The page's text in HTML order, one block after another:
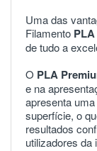
Uma das
Filamento PLA
de tudo a
O PLA
e na
apresenta
superfície, o
resultados
utilizadores da